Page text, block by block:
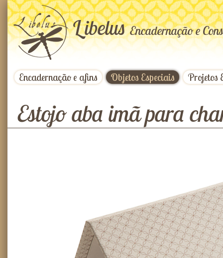
LibelusEncadernação e
Encadernação e afins Objetos Especiais Projetos
Estojo aba imã para